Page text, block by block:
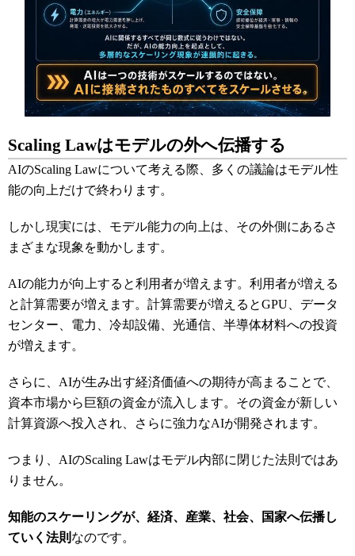
Scaling Lawはモデルの外へ伝播する
AIのScaling Lawについて考える際、多くの議論はモデル性
能の向上だけで終わります。
しかし現実には、モデル能力の向上は、その外側にあるさ
まざまな現象を動かします。
AIの能力が向上すると利用者が増えます。利用者が増える
と計算需要が増えます。計算需要が増えるとGPU、データ
センター、電力、冷却設備、光通信、半導体材料への投資
が増えます。
さらに、AIが生み出す経済価値への期待が高まることで、
資本市場から巨額の資金が流入します。その資金が新しい
計算資源へ投入され、さらに強力なAIが開発されます。
つまり、AIのScaling Lawはモデル内部に閉じた法則ではあ
りません。
知能のスケーリングが、経済、産業、社会、国家へ伝播し
ていく法則 なのです。